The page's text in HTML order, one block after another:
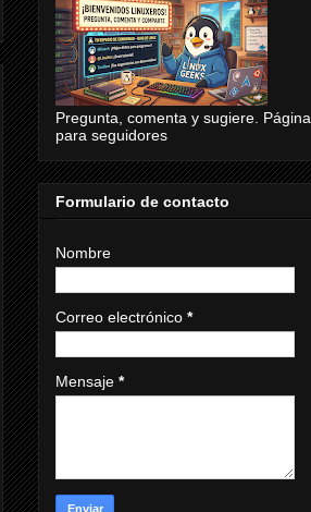
Pregunta, comenta y sugiere. Página
para seguidores
Formulario de contacto
Nombre
Correo electrónico *
Mensaje *